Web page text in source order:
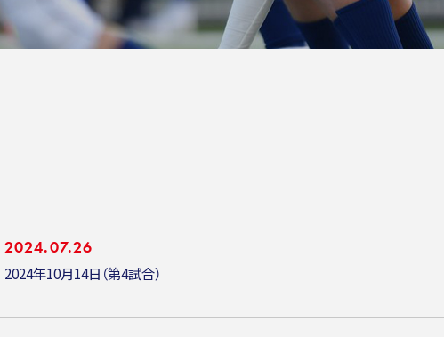
2024.07.26
2024年10月14日（第4試合）